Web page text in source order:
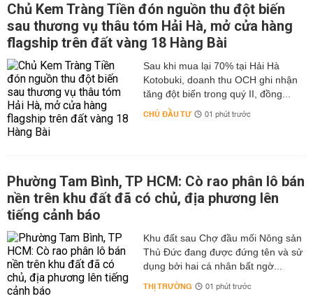
Chủ Kem Tràng Tiền đón nguồn thu đột biến
sau thương vụ thâu tóm Hải Hà, mở cửa hàng
flagship trên đất vàng 18 Hàng Bài
Sau khi mua lại 70% tại Hải Hà
Kotobuki, doanh thu OCH ghi nhận
tăng đột biến trong quý II, đồng...
CHỦ ĐẦU TƯ 01 phút trước
Phường Tam Bình, TP HCM: Cò rao phân lô bán
nền trên khu đất đã có chủ, địa phương lên
tiếng cảnh báo
Khu đất sau Chợ đầu mối Nông sản
Thủ Đức đang được đứng tên và sử
dụng bởi hai cá nhân bất ngờ...
THỊ TRƯỜNG 01 phút trước